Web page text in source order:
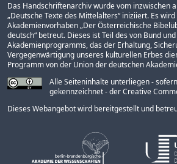
Das Handschriftenarchiv wurde vom inzwischen
„Deutsche Texte des Mittelalters“ iniziiert. Es
Akademienvorhaben „Der Österreichische
deutsch“ betreut. Dieses ist Teil des von Bund
Akademienprogramms, das der Erhaltung,
Vergegenwärtigung unseres kulturellen Erbes
Programm von der Union der deutschen
Alle Seiteninhalte unterliegen -
gekennzeichnet - der Creative
Dieses Webangebot wird bereitgestellt und